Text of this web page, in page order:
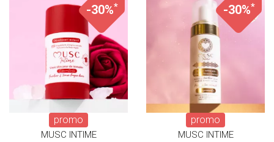
-30%*
promo
MUSC INTIME
-30%*
promo
MUSC INTIME